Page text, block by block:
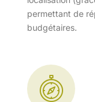
permettant de
budgétaires.